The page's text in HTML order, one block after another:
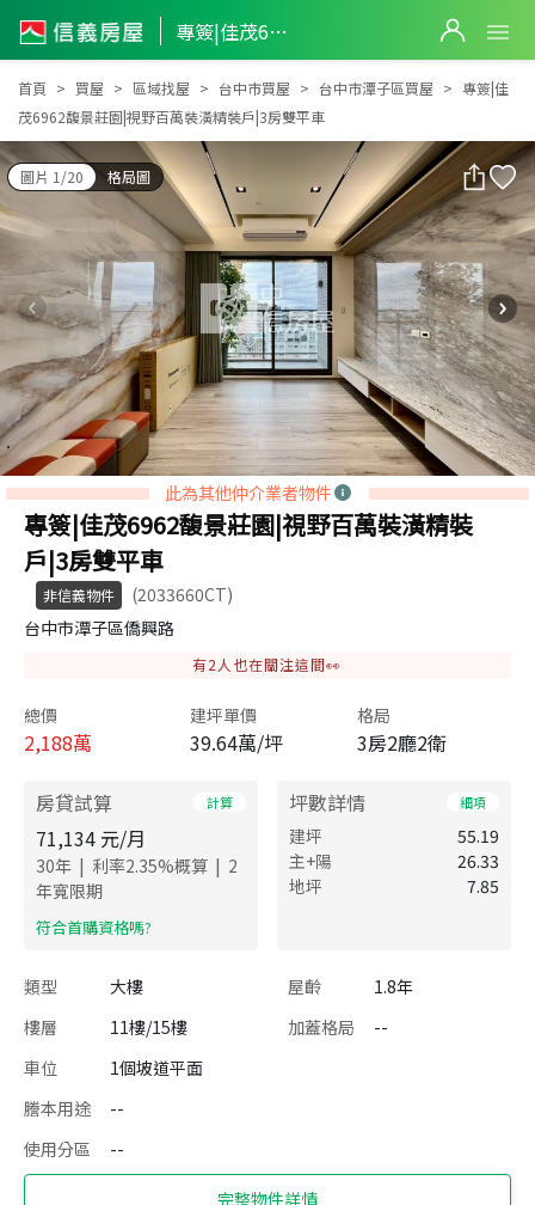
專簽|佳茂6962馥景莊園|視野百萬裝潢精裝戶|3房雙平車
專簽|佳茂6962馥景莊園|視野百萬裝潢精裝戶|3房雙平車
首頁 買屋 區域找屋 台中市買屋 台中市潭子區買屋
專簽|佳
茂6962馥景莊園|視野百萬裝潢精裝戶|3房雙平車
圖片 1/20 格局圖
此為其他仲介業者物件
專簽|佳茂6962馥景莊園|視野百萬裝潢精裝
戶|3房雙平車
非信義物件
(2033660CT)
台中市潭子區僑興路
有2 人也在關注這間👀
總價
2,188萬
建坪單價
39.64萬/坪
格局
3房2廳2衛
房貸試算 計算
71,134 元/月
30年 | 利率2.35%概算 | 2
年寬限期
​符合首購資格嗎?
坪數詳情 細項
建坪
55.19
主+陽
26.33
地坪
7.85
類型 大樓 屋齡
1.8年
樓層
11樓/15樓 加蓋格局
--
車位
1個坡道平面
謄本用途
--
使用分區
--
完整物件詳情